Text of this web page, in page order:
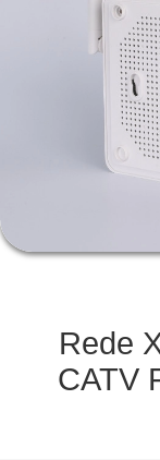
FÁBRICA
NOSRede
CATV